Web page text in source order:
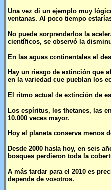
Una vez di un ejemplo muy
ventanas. Al poco tiempo
No puede sorprenderlos la
científicos, se observó la
En las aguas continentales el
Hay un riesgo de extinción que
en la variedad que pueblan los
El ritmo actual de extinción de
Los espíritus, los thetanes, las
10.000 veces mayor.
Hoy el planeta conserva menos
Desde 2000 hasta hoy, en seis
bosques perdieron toda la
A más tardar para el 2010 es
depende de vosotros.